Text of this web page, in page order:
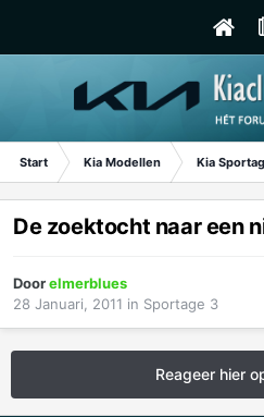
Start Kia Modellen Kia
De zoektocht naar een
Doorelmerblues
28 Januari, 2011 in Sportage 3
Reageer hier